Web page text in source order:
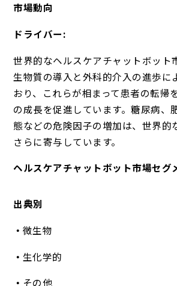
市場動向
ドライバー:
世界的なヘルスケアチャットボット
生物質の導入と外科的介入の進歩に
おり、これらが相まって患者の転帰
の成長を促進しています。糖尿病、
態などの危険因子の増加は、世界的
さらに寄与しています。
ヘルスケアチャットボット市場セグ
出典別
微生物
生化学的
その他